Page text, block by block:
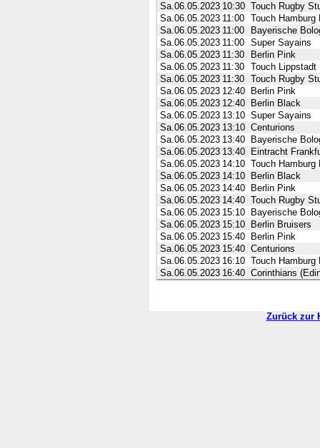
Sa.06.05.2023 10:30 Touch Rugby
Sa.06.05.2023 11:00 Touch Hamburg
Sa.06.05.2023 11:00
Bayerische
Sa.06.05.2023 11:00 Super Sayains
Sa.06.05.2023 11:30
Berlin Pink
Sa.06.05.2023 11:30 Touch Lippstadt
Sa.06.05.2023 11:30 Touch Rugby
Sa.06.05.2023 12:40
Berlin Pink
Sa.06.05.2023 12:40
Berlin Black
Sa.06.05.2023 13:10 Super Sayains
Sa.06.05.2023 13:10 Centurions
Sa.06.05.2023 13:40
Bayerische
Sa.06.05.2023 13:40
Eintracht
Sa.06.05.2023 14:10 Touch Hamburg
Sa.06.05.2023 14:10
Berlin Black
Sa.06.05.2023 14:40
Berlin Pink
Sa.06.05.2023 14:40 Touch Rugby
Sa.06.05.2023 15:10
Bayerische
Sa.06.05.2023 15:10
Berlin Bruisers
Sa.06.05.2023 15:40
Berlin Pink
Sa.06.05.2023 15:40 Centurions
Sa.06.05.2023 16:10 Touch Hamburg
Sa.06.05.2023 16:40 Corinthians
Zurück zur